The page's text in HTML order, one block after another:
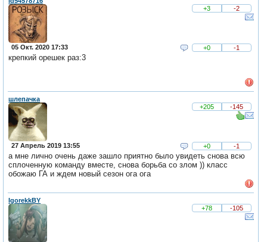
+3
-2
05 Окт. 2020 17:33 +0 -1
крепкий орешек раз:3
шлепачка
+205
-145
27 Апрель 2019 13:55 +0 -1
а мне лично очень даже зашло приятно было увидеть снова всю
сплоченную команду вместе, снова борьба со злом )) класс
обожаю ГА и ждем новый сезон ога ога
IgorekkBY
+78
-105